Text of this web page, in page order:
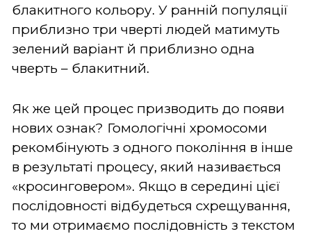
блакитного кольору. У ранній популяції
приблизно три чверті людей матимуть
зелений варіант й приблизно одна
чверть – блакитний.
Як же цей процес призводить до появи
нових ознак? Гомологічні хромосоми
рекомбінують з одного покоління в інше
в результаті процесу, який називається
«кросинговером». Якщо в середині цієї
послідовності відбудеться схрещування,
то ми отримаємо послідовність з текстом